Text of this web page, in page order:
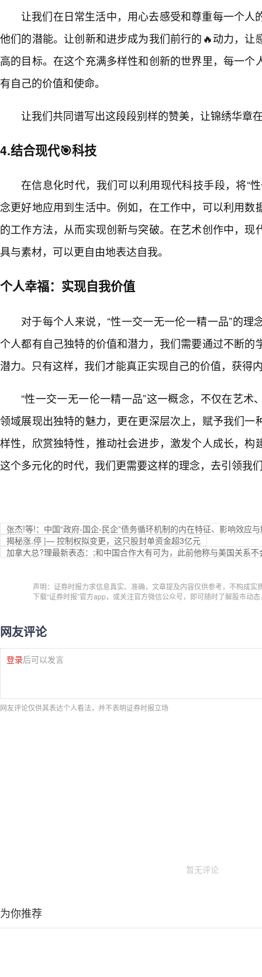
让我们在日常生活中，用心去感受和尊重每一个人
他们的潜能。让创新和进步成为我们前行的🔥动力，让
高的目标。在这个充满多样性和创新的世界里，每一个
有自己的价值和使命。
让我们共同谱写出这段段别样的赞美，让锦绣华章
4.结合现代🎯科技
在信息化时代，我们可以利用现代科技手段，将“
念更好地应用到生活中。例如，在工作中，可以利用数
的工作方法，从而实现创新与突破。在艺术创作中，现
具与素材，可以更自由地表达自我。
个人幸福：实现自我价值
对于每个人来说，“性一交一无一伦一精一品”的理
个人都有自己独特的价值和潜力，我们需要通过不断的
潜力。只有这样，我们才能真正实现自己的价值，获得
“性一交一无一伦一精一品”这一概念，不仅在艺术
领域展现出独特的魅力，更在更深层次上，赋予我们一
样性，欣赏独特性，推动社会进步，激发个人成长，构
这个多元化的时代，我们更需要这样的理念，去引领我
张杰!等!：中国“政府-国企-民企”债务循环机制的内在特征、影响效应
揭秘涨.停 |— 控制权拟变更，这只股封单资金超3亿元
加拿大总?理最新表态：;和中国合作大有可为，此前他称与美国关系不
声明：证券时报力求信息真实、准确，文章提及内容仅供参考，不构成实
下载“证券时报”官方app，或关注官方微信公众号，即可随时了解股市动
网友评论
登录后可以发言
网友评论仅供其表达个人看法，并不表明证券时报立场
暂无评论
为你推荐